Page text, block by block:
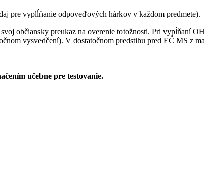
pre vyplĺňanie odpoveďových hárkov v každom predmete).
občiansky preukaz na overenie totožnosti. Pri vypĺňaní
vysvedčení). V dostatočnom predstihu pred EČ MS z
učebne pre testovanie.